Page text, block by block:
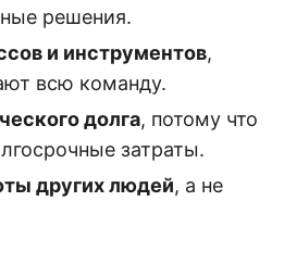
решения.
и инструментов,
всю команду.
долга, потому что
затраты.
других людей, а не